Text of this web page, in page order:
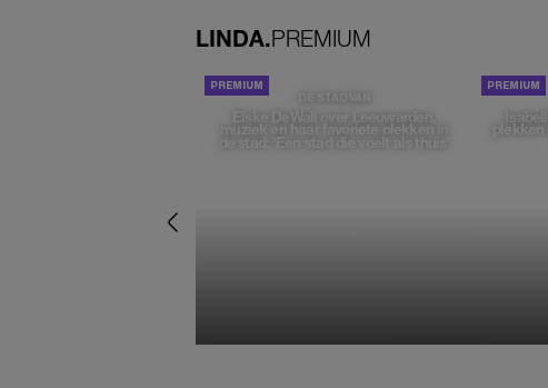
LINDA.PREMIUM
DE STAD VAN
Elske DeWall over Leeuwarden,
muziek en haar favoriete plekken in
de stad: 'Een stad die voelt als thuis'
plekken